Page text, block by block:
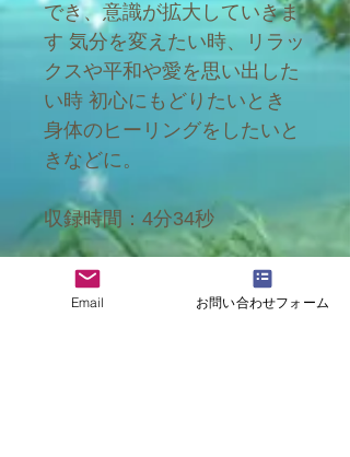
でき、意識が拡大していきま
す 気分を変えたい時、リラッ
クスや平和や愛を思い出した
い時 初心にもどりたいとき
身体のヒーリングをしたいと
きなどに。
収録時間：4分34秒
料金
Email お問い合わせフォーム